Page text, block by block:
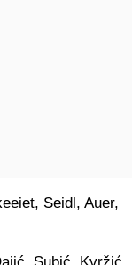
Seidl, Auer,
Subić, Kvržić,